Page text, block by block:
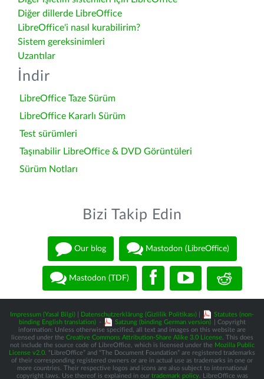
Diğer dillerde LibreOffice
LibreOffice'i nasıl kurabilirim?
Sistem gereksinimleri
Uzantılar
İndir
LibreOffice Taze Sürüm
LibreOffice Kararlı Sürüm
Test sürümleri
Taşınabilir LibreOffice & DVD Görüntüleri
Sürüm Notları
Bizi Takip Edin
Our blog Mastodon (LibreOffice)
Mastodon (TDF)
Impressum (Yasal Bilgi) Datenschutzerklärung (Gizlilik Politikası)
Statutes (non-
binding English translation) - Satzung (binding German version)
| Copyright
information: Unless otherwise specified, all text and images on this website are
licensed under the Creative Commons Attribution-Share Alike 3.0 License. This does
not include the source code of LibreOffice, which is licensed under the Mozilla Public
License v2.0 . “LibreOffice” and “The Document Foundation” are registered trademarks
of their corresponding registered owners or are in actual use as trademarks in one or
more countries. Their respective logos and icons are also subject to international
copyright laws. Use thereof is explained in our trademark policy. LibreOffice was